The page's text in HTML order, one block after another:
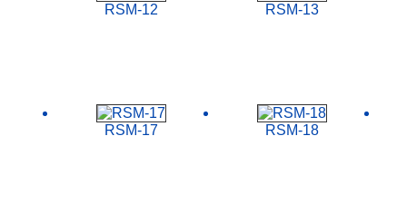
RSM-12 RSM-13
RSM-17 RSM-18